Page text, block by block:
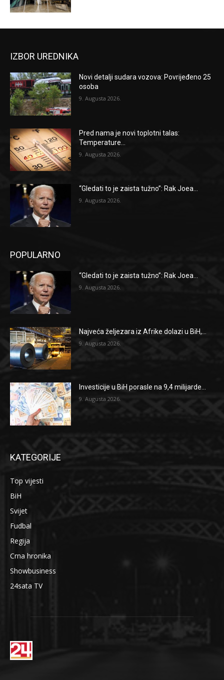
IZBOR UREDNIKA
Novi detalji sudara vozova: Povrijeđeno 25
osoba
9. Augusta 2026.
Pred nama je novi toplotni talas:
Temperature...
9. Augusta 2026.
“Gledati to je zaista tužno”: Rak Joea...
9. Augusta 2026.
POPULARNO
“Gledati to je zaista tužno”: Rak Joea...
9. Augusta 2026.
Najveća željezara iz Afrike dolazi u BiH,...
9. Augusta 2026.
Investicije u BiH porasle na 9,4 milijarde...
9. Augusta 2026.
KATEGORIJE
Top vijesti
BiH
Svijet
Fudbal
Regija
Crna hronika
Showbusiness
24sata TV